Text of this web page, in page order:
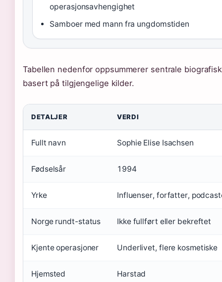
operasjonsavhengighet
Samboer med mann fra ungdomstiden
Tabellen nedenfor oppsummerer sentrale
basert på tilgjengelige kilder.
DETALJER VERDI
Fullt navn Sophie Elise Isachsen
Fødselsår 1994
Yrke Influenser, forfatter,
Norge rundt-status Ikke fullført eller bekreftet
Kjente operasjoner Underlivet, flere kosmetiske
Hjemsted Harstad